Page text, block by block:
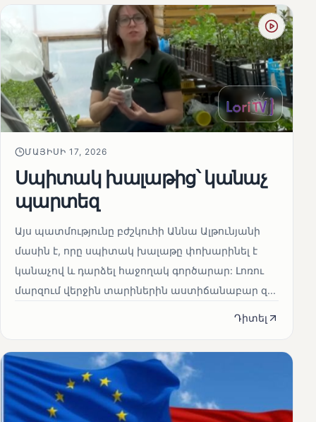
ՄԱՅԻՍԻ 17, 2026
Սպիտակ խալաթից՝ կանաչ
պարտեզ
Այս պատմությունը բժշկուհի Աննա Ալթունյանի
մասին է, որը սպիտակ խալաթը փոխարինել է
կանաչով և դարձել հաջողակ գործարար: Լոռու
մարզում վերջին տարիներին աստիճանաբար զ...
Դիտել